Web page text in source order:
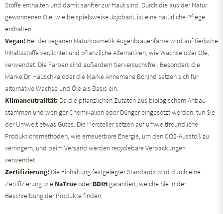
Stoffe enthalten und damit sanfter zur Haut sind. Durch die aus der Natur
gewonnenen Öle, wie beispielsweise Jojobaöl, ist eine natürliche Pflege
enthalten.
Vegan: Bei der veganen Naturkosmetik Augenbrauenfarbe wird auf tierische
Inhaltsstoffe verzichtet und pflanzliche Alternativen, wie Wachse oder Öle,
verwendet. Die Farben sind außerdem tierversuchsfrei. Besonders die
Marke Dr. Hauschka oder die Marke Annemarie Börlind setzen sich für
alternative Wachse und Öle als Basis ein.
Klimaneutralität: Da die pflanzlichen Zutaten aus biologischem Anbau
stammen und weniger Chemikalien oder Dünger eingesetzt werden, tun Sie
der Umwelt etwas Gutes. Die Hersteller setzen auf umweltfreundliche
Produktionsmethoden, wie erneuerbare Energie, um den CO2-Ausstoß zu
verringern, und beim Versand werden recyclebare Verpackungen
verwendet.
Zertifizierung: Die Einhaltung festgelegter Standards wird durch eine
Zertifizierung wie NaTrueoderBDIH garantiert, welche Sie in der
Beschreibung der Produkte finden.